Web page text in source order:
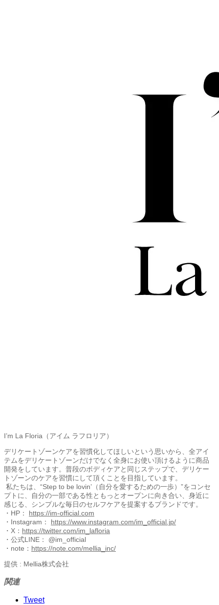
I’m La Floria（アイム ラフロリア）
デリケートゾーンケアを習慣化してほしいという思いから、全アイ
テムをデリケートゾーンだけでなく全身にお使い頂けるように商品
開発をしています。普段のボディケアと同じステップで、デリケー
トゾーンのケアを習慣にして頂くことを目指しています。
私たちは、“Step to be lovin’（自分を愛するための一歩）”をコンセ
プトに、自分の一部である性ともっとオープンに向き合い、身近に
感じる、シンプルな毎日のセルフケアを提案するブランドです。
・HP： https://im-official.com
・Instagram： https://www.instagram.com/im_official.jp/
・X： https://twitter.com/im_lafloria
・公式LINE： @im_official
・note： https://note.com/mellia_inc/
提供 : Mellia株式会社
関連
Tweet